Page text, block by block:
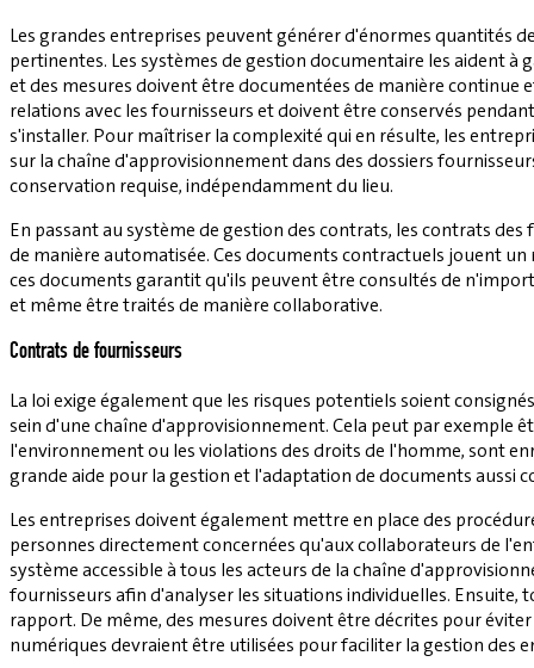
Les grandes entreprises peuvent générer d'énormes quantités
pertinentes. Les systèmes de gestion documentaire les aident
et des mesures doivent être documentées de manière
relations avec les fournisseurs et doivent être conservés
s'installer. Pour maîtriser la complexité qui en résulte, les
sur la chaîne d'approvisionnement dans des dossiers
conservation requise, indépendamment du lieu.
En passant au système de gestion des contrats, les contrats
de manière automatisée. Ces documents contractuels jouent
ces documents garantit qu'ils peuvent être consultés de
et même être traités de manière collaborative.
Contrats de fournisseurs
La loi exige également que les risques potentiels soient
sein d'une chaîne d'approvisionnement. Cela peut par exemple
l'environnement ou les violations des droits de l'homme, sont
grande aide pour la gestion et l'adaptation de documents aussi
Les entreprises doivent également mettre en place des
personnes directement concernées qu'aux collaborateurs de
système accessible à tous les acteurs de la chaîne
fournisseurs afin d'analyser les situations individuelles.
rapport. De même, des mesures doivent être décrites pour
numériques devraient être utilisées pour faciliter la gestion des